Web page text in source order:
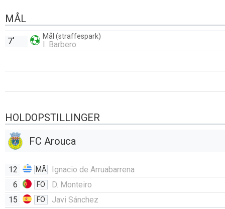
MÅL
Mål (straffespark)
I. Barbero
7'
HOLDOPSTILLINGER
FC Arouca
12 MÅ
Ignacio de Arruabarrena
6
FO
D. Monteiro
15
FO
Javi Sánchez